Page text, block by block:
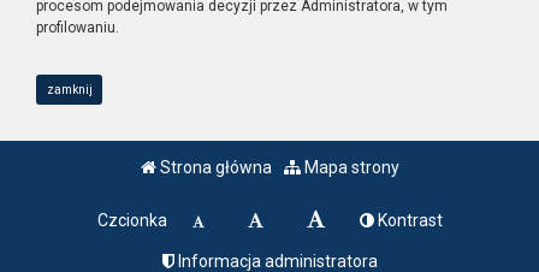
procesom podejmowania decyzji przez Administratora, w tym
profilowaniu.
zamknij
Strona główna Mapa strony
Czcionka Kontrast
Informacja administratora